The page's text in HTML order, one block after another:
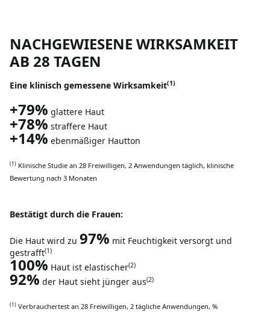
NACHGEWIESENE WIRKSAMKEIT
AB 28 TAGEN
Eine klinisch gemessene Wirksamkeit(1)
+79% glattere Haut
+78% straffere Haut
+14% ebenmäßiger Hautton
(1) Klinische Studie an 28 Freiwilligen, 2 Anwendungen täglich, klinische
Bewertung nach 3 Monaten
Bestätigt durch die Frauen:
Die Haut wird zu 97% mit Feuchtigkeit versorgt und
gestrafft(1)
100% Haut ist elastischer(2)
92% der Haut sieht jünger aus(2)
(1) Verbrauchertest an 28 Freiwilligen, 2 tägliche Anwendungen, %